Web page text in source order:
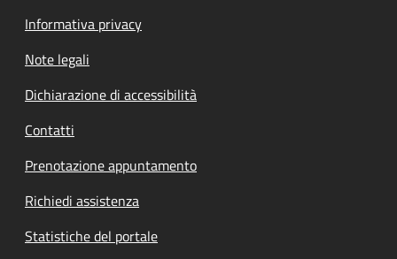
Informativa privacy
Note legali
Dichiarazione di accessibilità
Contatti
Prenotazione appuntamento
Richiedi assistenza
Statistiche del portale